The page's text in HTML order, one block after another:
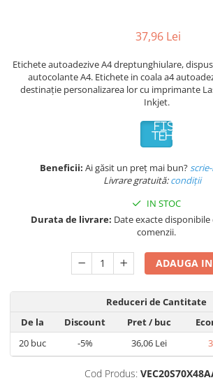
37,96 Lei
Etichete autoadezive A4 dreptunghiulare,
autocolante A4. Etichete in coala a4
destinație personalizarea lor cu imprimante
Inkjet.
FISA
TEHNICA
Beneficii: Ai găsit un preț mai bun?
Livrare gratuită:condiții
IN STOC
Durata de livrare: Date exacte
comenzii.
ADAUGA IN
Reduceri de Cantitate
De la
Discount Pret/ buc
20buc -5% 36,06 Lei
Cod Produs: